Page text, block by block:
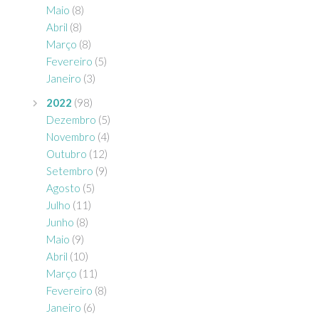
Maio (8)
Abril (8)
Março (8)
Fevereiro (5)
Janeiro (3)
2022 (98)
Dezembro (5)
Novembro (4)
Outubro (12)
Setembro (9)
Agosto (5)
Julho (11)
Junho (8)
Maio (9)
Abril (10)
Março (11)
Fevereiro (8)
Janeiro (6)